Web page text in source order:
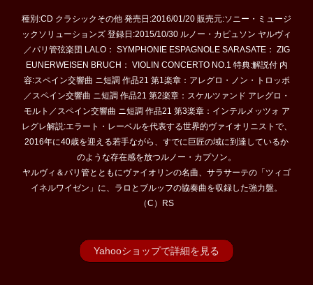
種別:CD クラシックその他 発売日:2016/01/20 販売元:ソニー・ミュージ
ックソリューションズ 登録日:2015/10/30 ルノー・カピュソン ヤルヴィ
／パリ管弦楽団 LALO： SYMPHONIE ESPAGNOLE SARASATE： ZIG
EUNERWEISEN BRUCH： VIOLIN CONCERTO NO.1 特典:解説付 内
容:スペイン交響曲 ニ短調 作品21 第1楽章：アレグロ・ノン・トロッポ
／スペイン交響曲 ニ短調 作品21 第2楽章：スケルツァンド アレグロ・
モルト／スペイン交響曲 ニ短調 作品21 第3楽章：インテルメッツォ ア
レグレ解説:エラート・レーベルを代表する世界的ヴァイオリニストで、
2016年に40歳を迎える若手ながら、すでに巨匠の域に到達しているか
のような存在感を放つルノー・カプソン。
ヤルヴィ＆パリ管とともにヴァイオリンの名曲、サラサーテの「ツィゴ
イネルワイゼン」に、ラロとブルッフの協奏曲を収録した強力盤。
（C）RS
Yahooショップで詳細を見る